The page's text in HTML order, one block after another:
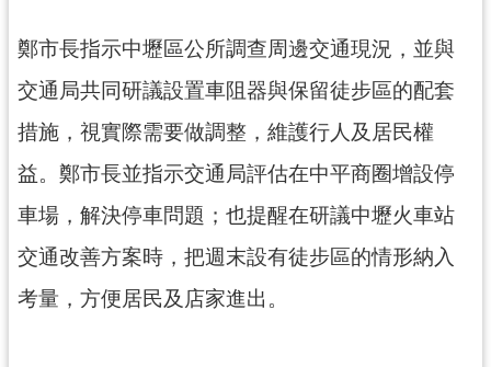
園
市
政
入
口
隱
私
權
鄭市長指示中壢區公所調查周邊交通現況，並與
交通局共同研議設置車阻器與保留徒步區的配套
措施，視實際需要做調整，維護行人及居民權
益。鄭市長並指示交通局評估在中平商圈增設停
車場，解決停車問題；也提醒在研議中壢火車站
交通改善方案時，把週末設有徒步區的情形納入
考量，方便居民及店家進出。